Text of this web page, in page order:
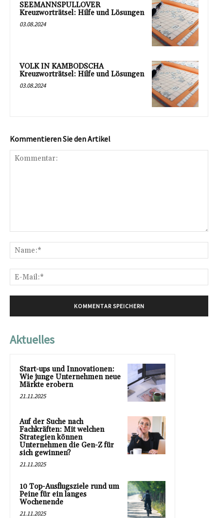
SEEMANNSPULLOVER
Kreuzworträtsel: Hilfe und Lösungen
03.08.2024
VOLK IN KAMBODSCHA
Kreuzworträtsel: Hilfe und Lösungen
03.08.2024
Kommentieren Sie den Artikel
Aktuelles
Start-ups und Innovationen:
Wie junge Unternehmen neue
Märkte erobern
21.11.2025
Auf der Suche nach
Fachkräften: Mit welchen
Strategien können
Unternehmen die Gen-Z für
sich gewinnen?
21.11.2025
10 Top-Ausflugsziele rund um
Peine für ein langes
Wochenende
21.11.2025